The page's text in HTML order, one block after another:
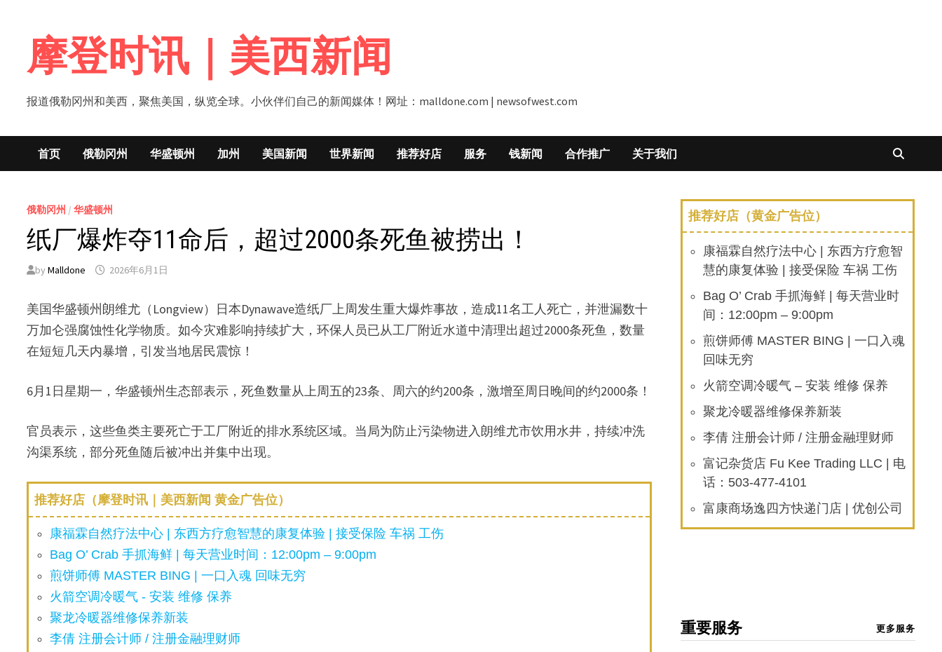
content摩登时讯｜美西新闻
报道俄勒冈州和美西，聚焦美国，纵览全球。小伙伴们自己的新闻媒体！网址：malldone.com | newsofwest.com
首页 俄勒冈州 华盛顿州 加州 美国新闻 世界新闻 推荐好店 服务 钱新闻 合作推广 关于我们
俄勒冈州 /华盛顿州
纸厂爆炸夺11命后，超过2000条死鱼被捞出！
byMalldone 2026年6月1日
美国华盛顿州朗维尤（Longview）日本Dynawave造纸厂上周发生重大爆炸事故，造成11名工人死亡，并泄漏数十
万加仑强腐蚀性化学物质。如今灾难影响持续扩大，环保人员已从工厂附近水道中清理出超过2000条死鱼，数量
在短短几天内暴增，引发当地居民震惊！
6月1日星期一，华盛顿州生态部表示，死鱼数量从上周五的23条、周六的约200条，激增至周日晚间的约2000条！
官员表示，这些鱼类主要死亡于工厂附近的排水系统区域。当局为防止污染物进入朗维尤市饮用水井，持续冲洗
沟渠系统，部分死鱼随后被冲出并集中出现。
推荐好店（摩登时讯｜美西新闻 黄金广告位）
康福霖自然疗法中心 | 东西方疗愈智慧的康复体验 | 接受保险 车祸 工伤
Bag O’ Crab 手抓海鲜 | 每天营业时间：12:00pm – 9:00pm
煎饼师傅 MASTER BING | 一口入魂 回味无穷
火箭空调冷暖气 - 安装 维修 保养
聚龙冷暖器维修保养新装
李倩 注册会计师 / 注册金融理财师
推荐好店（黄金广告位）
康福霖自然疗法中心 | 东西方疗愈智
慧的康复体验 | 接受保险 车祸 工伤
Bag O’ Crab 手抓海鲜 | 每天营业时
间：12:00pm – 9:00pm
煎饼师傅 MASTER BING | 一口入魂
回味无穷
火箭空调冷暖气 – 安装 维修 保养
聚龙冷暖器维修保养新装
李倩 注册会计师 / 注册金融理财师
富记杂货店 Fu Kee Trading LLC | 电
话：503-477-4101
富康商场逸四方快递门店 | 优创公司
重要服务 更多服务